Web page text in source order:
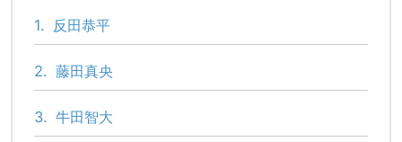
1. 反田恭平
2. 藤田真央
3. 牛田智大